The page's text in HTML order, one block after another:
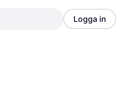
Logga in